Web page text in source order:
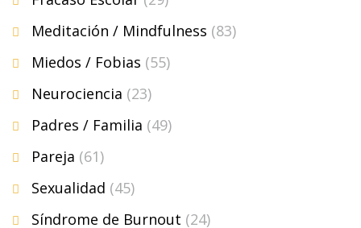
Meditación / Mindfulness (83)
Miedos / Fobias (55)
Neurociencia (23)
Padres / Familia (49)
Pareja (61)
Sexualidad (45)
Síndrome de Burnout (24)